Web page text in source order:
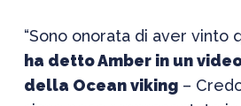
“Sono onorata di aver vinto
ha detto Amber in un
della Ocean viking–